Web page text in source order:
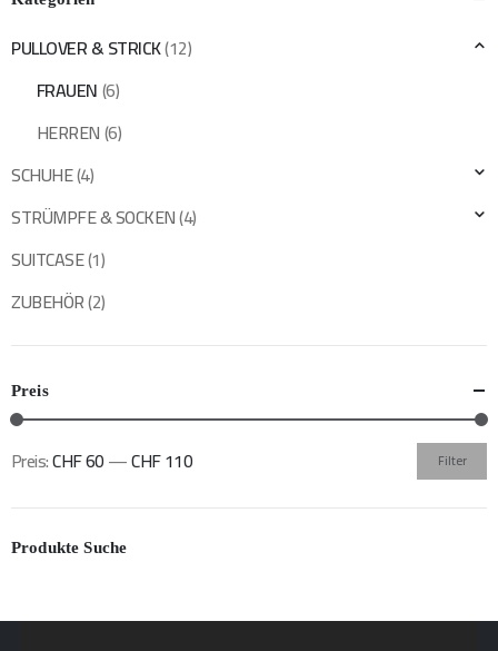
auf
Produktseite
werden
PULLOVER & STRICK(12)
FRAUEN(6)
HERREN(6)
SCHUHE(4)
STRÜMPFE & SOCKEN(4)
SUITCASE(1)
ZUBEHÖR(2)
Preis
Min.
Preis
Max.
Preis
Filter
Preis:CHF 60—CHF 110
Produkte Suche